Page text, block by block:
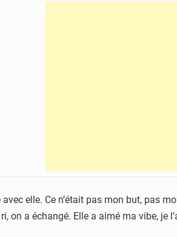
elle. Ce n’était pas mon but, pas
on a échangé. Elle a aimé ma vibe, je